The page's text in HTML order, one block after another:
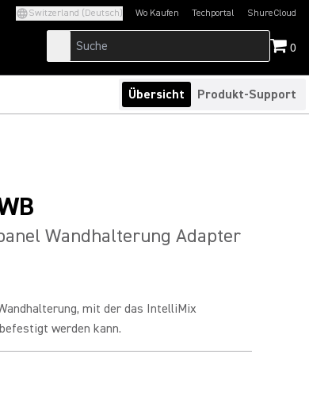
Switzerland (Deutsch) Wo Kaufen Techportal
(Opens in a new tab)ShureCloud
(Opens in a new
0
Übersicht Produkt-Support
Wandhalterung Adapter
mit der das IntelliMix
werden kann.